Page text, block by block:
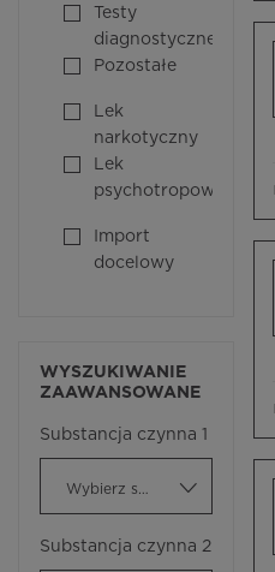
Testy
diagnostyczne
Pozostałe
Lek
narkotyczny
Lek
psychotropowy
Import
docelowy
WYSZUKIWANIE
ZAAWANSOWANE
Substancja czynna 1
Substancja czynna 2